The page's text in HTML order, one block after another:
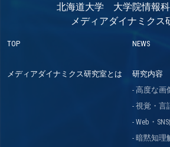
北海道大学 大学院情報
メディアダイナミクス
TOP NEWS
メディアダイナミクス研究室とは
研究内容
高度な画
視覚・言
Web・
暗黙知理